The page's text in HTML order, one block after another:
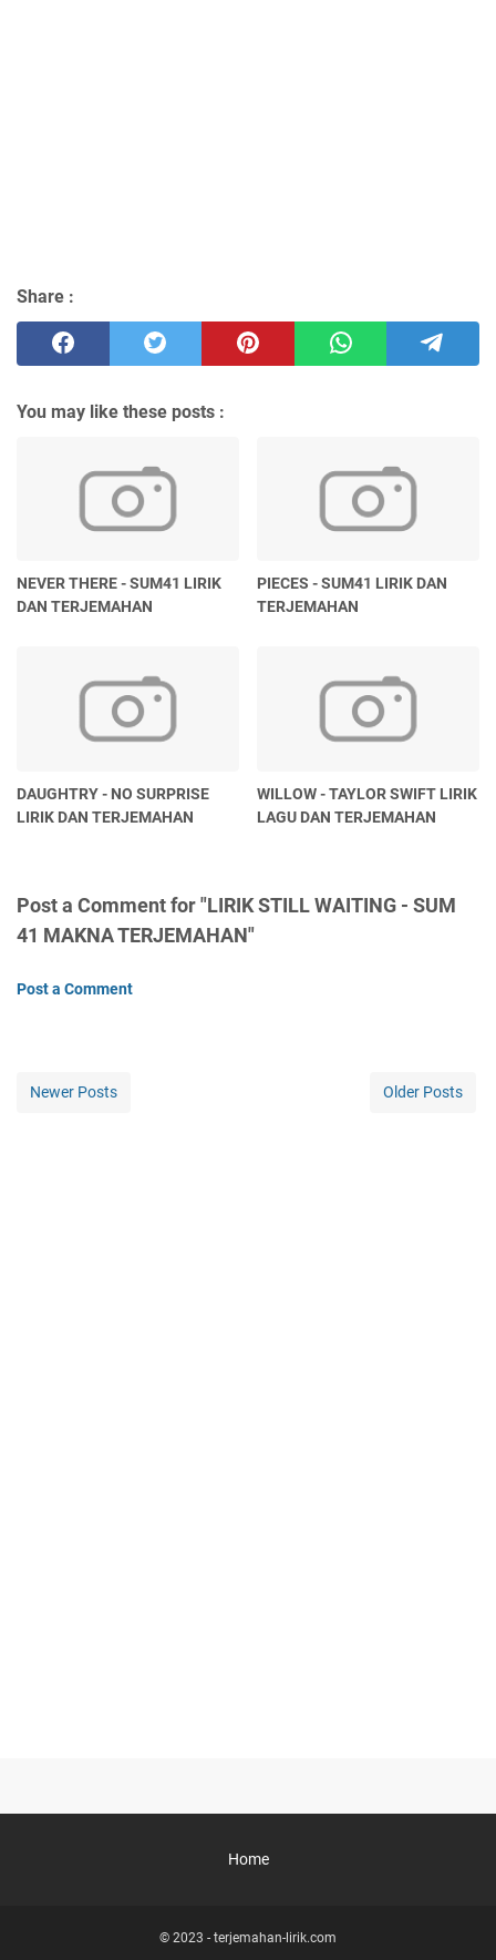
Share :
You may like these posts :
NEVER THERE - SUM41 LIRIK
DAN TERJEMAHAN
PIECES - SUM41 LIRIK DAN
TERJEMAHAN
DAUGHTRY - NO SURPRISE
LIRIK DAN TERJEMAHAN
WILLOW - TAYLOR SWIFT LIRIK
LAGU DAN TERJEMAHAN
Post a Comment for "LIRIK STILL WAITING - SUM
41 MAKNA TERJEMAHAN"
Post a Comment
Newer Posts Older Posts
Home
© 2023 - terjemahan-lirik.com